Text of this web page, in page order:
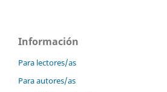
Información
Para lectores/as
Para autores/as